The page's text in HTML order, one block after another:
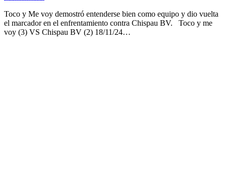
Toco y Me voy demostró entenderse bien como equipo y dio vuelta
el marcador en el enfrentamiento contra Chispau BV. Toco y me
voy (3) VS Chispau BV (2) 18/11/24…